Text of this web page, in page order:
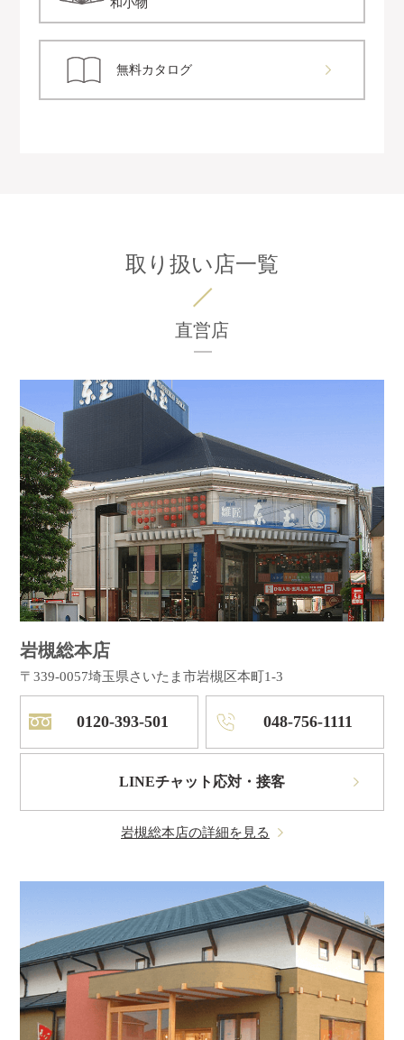
和小物
無料カタログ
取り扱い店一覧
直営店
岩槻総本店
〒339-0057埼玉県さいたま市岩槻区本町1-3
0120-393-501 048-756-1111
LINEチャット応対・接客
岩槻総本店の詳細を見る